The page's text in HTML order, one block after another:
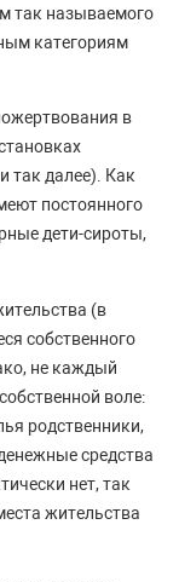
так называемого
категориям
в
так далее). Как
постоянного
дети-сироты,
(в
собственного
не каждый
воле:
родственники,
средства
нет, так
жительства